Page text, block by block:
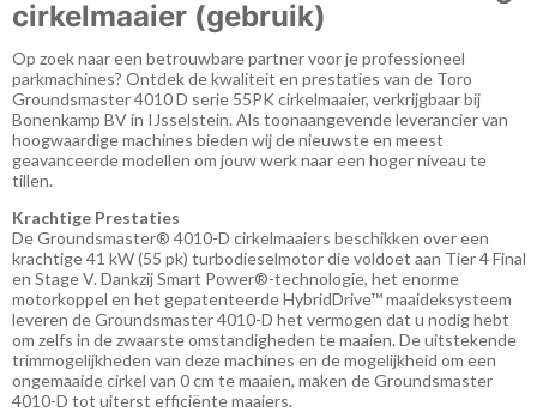
cirkelmaaier (gebruik)
Op zoek naar een betrouwbare partner voor je professioneel
parkmachines? Ontdek de kwaliteit en prestaties van de Toro
Groundsmaster 4010 D serie 55PK cirkelmaaier, verkrijgbaar bij
Bonenkamp BV in IJsselstein. Als toonaangevende leverancier van
hoogwaardige machines bieden wij de nieuwste en meest
geavanceerde modellen om jouw werk naar een hoger niveau te
tillen.
Krachtige Prestaties
De Groundsmaster® 4010-D cirkelmaaiers beschikken over een
krachtige 41 kW (55 pk) turbodieselmotor die voldoet aan Tier 4 Final
en Stage V. Dankzij Smart Power®-technologie, het enorme
motorkoppel en het gepatenteerde HybridDrive™ maaideksysteem
leveren de Groundsmaster 4010-D het vermogen dat u nodig hebt
om zelfs in de zwaarste omstandigheden te maaien. De uitstekende
trimmogelijkheden van deze machines en de mogelijkheid om een
ongemaaide cirkel van 0 cm te maaien, maken de Groundsmaster
4010-D tot uiterst efficiënte maaiers.